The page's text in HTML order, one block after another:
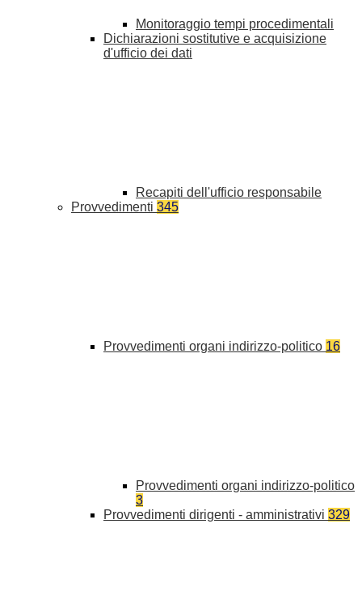
Monitoraggio tempi procedimentali
Dichiarazioni sostitutive e acquisizione
d'ufficio dei dati
Recapiti dell'ufficio responsabile
Provvedimenti 345
Provvedimenti organi indirizzo-politico 16
Provvedimenti organi indirizzo-politico
3
Provvedimenti dirigenti - amministrativi 329